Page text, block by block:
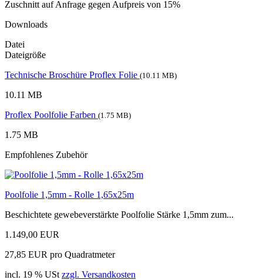
Zuschnitt auf Anfrage gegen Aufpreis von 15%
Downloads
Datei
Dateigröße
Technische Broschüre Proflex Folie (10.11 MB)
10.11 MB
Proflex Poolfolie Farben (1.75 MB)
1.75 MB
Empfohlenes Zubehör
Poolfolie 1,5mm - Rolle 1,65x25m
Beschichtete gewebeverstärkte Poolfolie Stärke 1,5mm zum...
1.149,00 EUR
27,85 EUR pro Quadratmeter
incl. 19 % USt zzgl. Versandkosten